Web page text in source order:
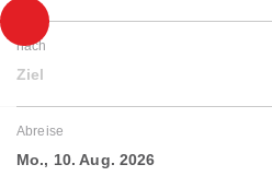
nach
Ziel
Abreise
Mo., 10. Aug. 2026